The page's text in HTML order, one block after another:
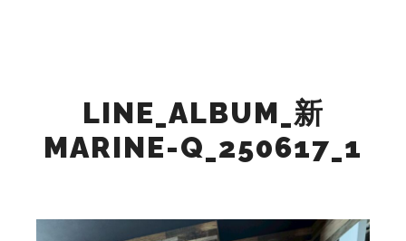
LINE_ALBUM_新
MARINE-Q_250617_1